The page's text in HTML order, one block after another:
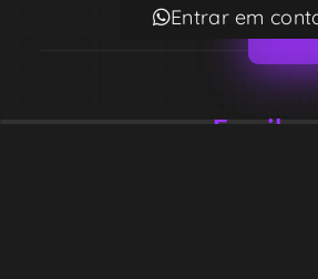
Entrar em
Email